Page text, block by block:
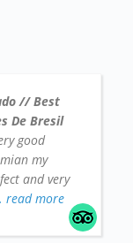
// Best
De Bresil
good
my
and very
read more